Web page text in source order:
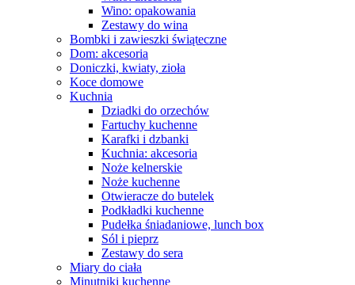
Wino: opakowania
Zestawy do wina
Bombki i zawieszki świąteczne
Dom: akcesoria
Doniczki, kwiaty, zioła
Koce domowe
Kuchnia
Dziadki do orzechów
Fartuchy kuchenne
Karafki i dzbanki
Kuchnia: akcesoria
Noże kelnerskie
Noże kuchenne
Otwieracze do butelek
Podkładki kuchenne
Pudełka śniadaniowe, lunch box
Sól i pieprz
Zestawy do sera
Miary do ciała
Minutniki kuchenne